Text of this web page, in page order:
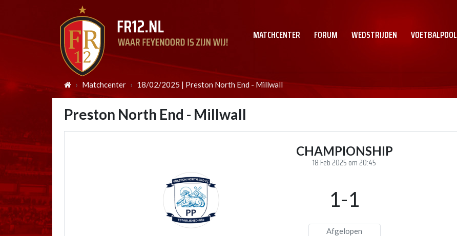
MATCHCENTER FORUM WEDSTRIJDEN VOETBALPOOL
Matchcenter 18/02/2025 | Preston North End - Millwall
Preston North End - Millwall
CHAMPIONSHIP
18 Feb 2025 om 20:45
1-1
Afgelopen